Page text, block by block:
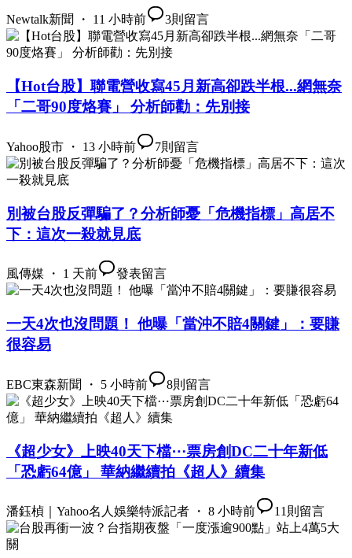
Newtalk新聞 ・ 11 小時前 3則留言
【Hot台股】聯電營收寫45月新高卻跌半根...網無奈
「二哥90度烙賽」 分析師勸：先別接
Yahoo股市 ・ 13 小時前 7則留言
別被台股反彈騙了？分析師憂「危機指標」高居不
下：這次一殺就見底
風傳媒 ・ 1 天前 發表留言
一天4次也沒問題！ 他曝「當沖不賠4關鍵」：要賺
很容易
EBC東森新聞 ・ 5 小時前 8則留言
《超少女》上映40天下檔⋯票房創DC二十年新低
「恐虧64億」 華納繼續拍《超人》續集
潘鈺楨｜Yahoo名人娛樂特派記者 ・ 8 小時前 11 則留言